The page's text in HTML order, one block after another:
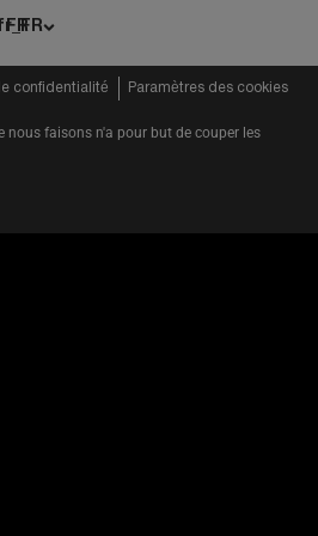
FR
confidentialité Paramètres des cookies
nous faisons n'a pour but de couper les